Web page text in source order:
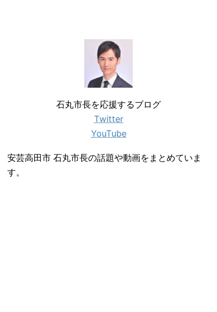
石丸市長を応援するブログ
Twitter
YouTube
安芸高田市 石丸市長の話題や動画をまとめていま
す。